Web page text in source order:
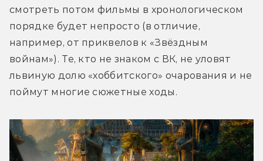
смотреть потом фильмы в хронологическом
порядке будет непросто (в отличие,
например, от приквелов к «Звёздным
войнам»). Те, кто не знаком с ВК, не уловят
львиную долю «хоббитского» очарования и не
поймут многие сюжетные ходы.